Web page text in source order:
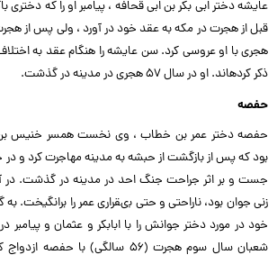
عایشه دختر ابى بکر بن ابى قحافه ، پیامبر او را که دخترى
قبل از هجرت در مکه به عقد خود در آورد ، ولى پس از
ذکر کرده‏اند. او در سال ۵۷ هجرى در مدینه در گذشت.
حفصه
حفصه دختر عمر بن خطاب ، وى نخست همسر خنیس بن
بود که پس از بازگشت از حبشه به مدینه مهاجرت کرد و
جست و بر اثر جراحت جنگ احد در مدینه در گذشت. در
زنى جوان بود، ناراحتى و حتى بى‏قرارى عمر را برانگیخت.
خود در مورد دختر جوانش را با ابابکر و عثمان و پیامبر
شعبان سال سوم هجرت (۵۶ سالگى) با